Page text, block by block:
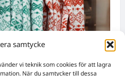
samtycke
vi teknik som cookies för att lagra
När du samtycker till dessa
Astrologiska insikter